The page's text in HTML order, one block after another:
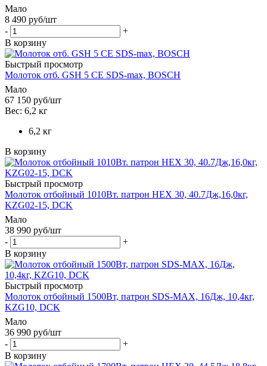
Мало
8 490 руб/шт
-
+
В корзину
Быстрый просмотр
Молоток отб. GSH 5 CE SDS-maх, BOSCH
Мало
67 150 руб/шт
Вес: 6,2 кг
6,2 кг
В корзину
Быстрый просмотр
Молоток отбойный 1010Вт. патрон HEX 30, 40.7Дж,16,0кг,
KZG02-15, DCK
Мало
38 990 руб/шт
-
+
В корзину
Быстрый просмотр
Молоток отбойный 1500Вт, патрон SDS-MAX, 16Дж, 10,4кг,
KZG10, DCK
Мало
36 990 руб/шт
-
+
В корзину